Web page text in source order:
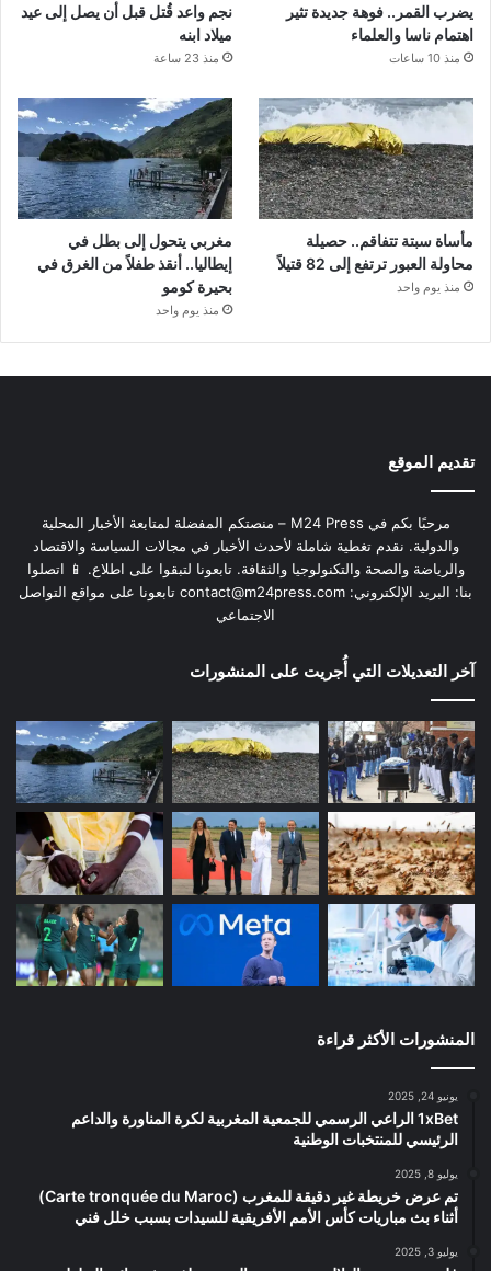
يضرب القمر.. فوهة جديدة تثير
اهتمام ناسا والعلماء
منذ 10 ساعات
نجم واعد قُتل قبل أن يصل إلى عيد
ميلاد ابنه
منذ 23 ساعة
مأساة سبتة تتفاقم.. حصيلة
محاولة العبور ترتفع إلى 82 قتيلاً
منذ يوم واحد
مغربي يتحول إلى بطل في
إيطاليا.. أنقذ طفلاً من الغرق في
بحيرة كومو
منذ يوم واحد
تقديم الموقع
مرحبًا بكم في M24 Press – منصتكم المفضلة لمتابعة الأخبار المحلية
والدولية. نقدم تغطية شاملة لأحدث الأخبار في مجالات السياسة والاقتصاد
والرياضة والصحة والتكنولوجيا والثقافة. تابعونا لتبقوا على اطلاع. 📱 اتصلوا
بنا: البريد الإلكتروني: contact@m24press.com تابعونا على مواقع التواصل
الاجتماعي
آخر التعديلات التي أُجريت على المنشورات
المنشورات الأكثر قراءة
يونيو 24, 2025
1xBet الراعي الرسمي للجمعية المغربية لكرة المناورة والداعم
الرئيسي للمنتخبات الوطنية
يوليو 8, 2025
تم عرض خريطة غير دقيقة للمغرب (Carte tronquée du Maroc)
أثناء بث مباريات كأس الأمم الأفريقية للسيدات بسبب خلل فني
يوليو 3, 2025